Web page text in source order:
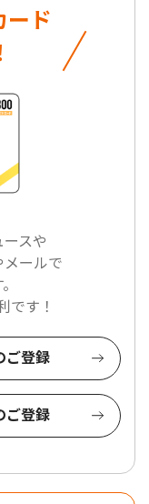
ード
スや
メールで
です！
ご登録
ご登録